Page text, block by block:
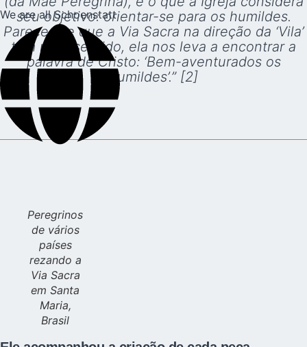
seu objetivo: orientar-se para os humildes.
Parece-me que a Via Sacra na direção da ‘Vila’
tem mais sentido, ela nos leva a encontrar a
palavra de Cristo: ‘Bem-aventurados os
humildes’.” [2]
Peregrinos
de vários
países
rezando a
Via Sacra
em Santa
Maria,
Brasil
We are all Schoenstatt